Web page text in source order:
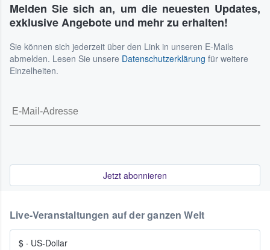
Melden Sie sich an, um die neuesten Updates,
exklusive Angebote und mehr zu erhalten!
Sie können sich jederzeit über den Link in unseren E-Mails
abmelden. Lesen Sie unsere Datenschutzerklärung für weitere
Einzelheiten.
Jetzt abonnieren
Live-Veranstaltungen auf der ganzen Welt
$ · US-Dollar